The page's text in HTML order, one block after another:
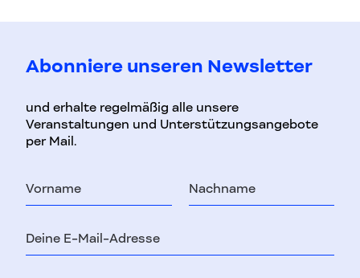
Abonniere unseren Newsletter
und erhalte regelmäßig alle unsere
Veranstaltungen und Unterstützungsangebote
per Mail.
Nachname
Mail-